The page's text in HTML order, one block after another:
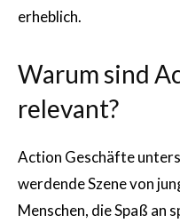
erheblich.
Warum sind
relevant?
Action Geschäfte
werdende Szene von
Menschen, die Spaß an